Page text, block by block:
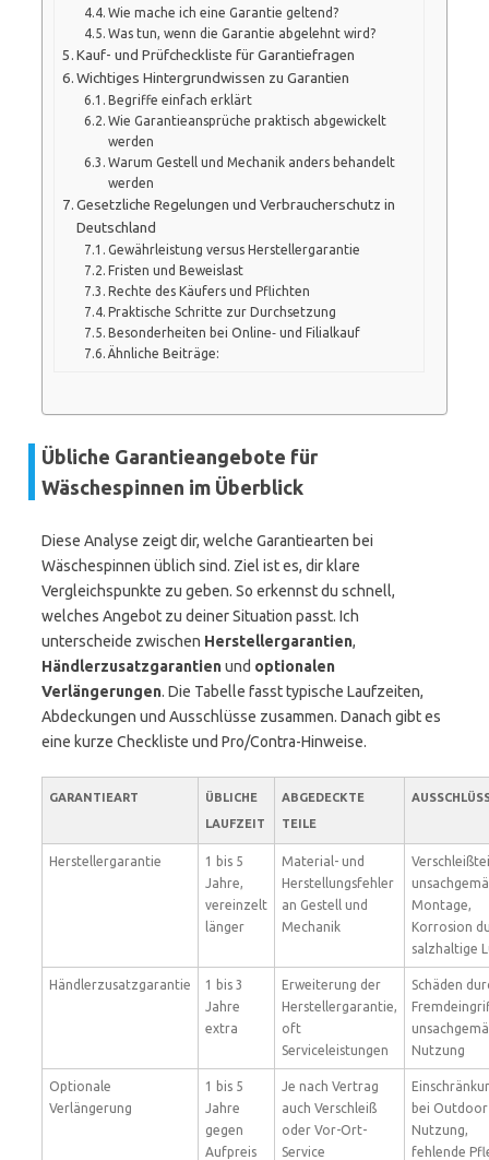
Wie mache ich eine Garantie geltend?
Was tun, wenn die Garantie abgelehnt wird?
Kauf- und Prüfcheckliste für Garantiefragen
Wichtiges Hintergrundwissen zu Garantien
Begriffe einfach erklärt
Wie Garantieansprüche praktisch abgewickelt
werden
Warum Gestell und Mechanik anders behandelt
werden
Gesetzliche Regelungen und Verbraucherschutz in
Deutschland
Gewährleistung versus Herstellergarantie
Fristen und Beweislast
Rechte des Käufers und Pflichten
Praktische Schritte zur Durchsetzung
Besonderheiten bei Online‑ und Filialkauf
Ähnliche Beiträge:
Übliche Garantieangebote für
Wäschespinnen im Überblick
Diese Analyse zeigt dir, welche Garantiearten bei
Wäschespinnen üblich sind. Ziel ist es, dir klare
Vergleichspunkte zu geben. So erkennst du schnell,
welches Angebot zu deiner Situation passt. Ich
unterscheide zwischen Herstellergarantien,
Händlerzusatzgarantienund optionalen
Verlängerungen. Die Tabelle fasst typische Laufzeiten,
Abdeckungen und Ausschlüsse zusammen. Danach gibt es
eine kurze Checkliste und Pro/Contra-Hinweise.
GARANTIEART
ÜBLICHE
LAUFZEIT
ABGEDECKTE
TEILE
Herstellergarantie
1 bis 5
Jahre,
vereinzelt
länger
Material- und
Herstellungsfehler
an Gestell und
Mechanik
Montage,
Korrosion
salzhaltige
Händlerzusatzgarantie
1 bis 3
Jahre
extra
Erweiterung der
Herstellergarantie,
oft
Serviceleistungen
Schäden
Nutzung
Optionale
Verlängerung
1 bis 5
Jahre
gegen
Aufpreis
Je nach Vertrag
auch Verschleiß
oder Vor-Ort-
Service
bei
Nutzung,
fehlende